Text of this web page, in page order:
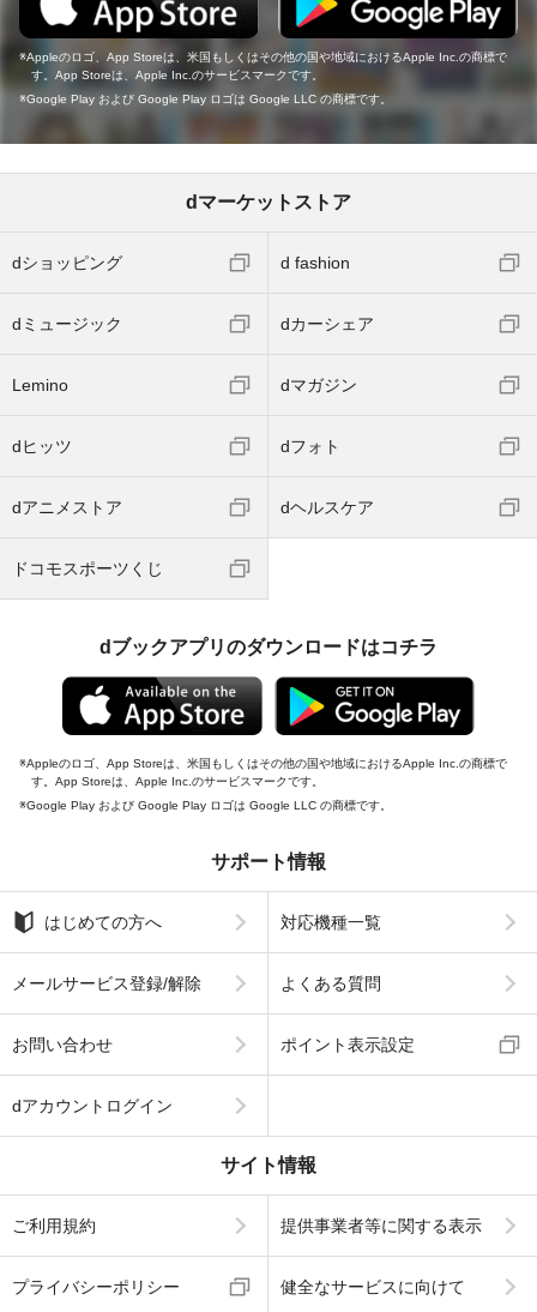
Appleのロゴ、App Storeは、米国もしくはその他の国や地域におけるApple Inc.の商標で
す。App Storeは、Apple Inc.のサービスマークです。
Google Play および Google Play ロゴは Google LLC の商標です。
dマーケットストア
dショッピング d fashion
dミュージック dカーシェア
Lemino dマガジン
dヒッツ dフォト
dアニメストア dヘルスケア
ドコモスポーツくじ
dブックアプリのダウンロードはコチラ
Appleのロゴ、App Storeは、米国もしくはその他の国や地域におけるApple Inc.の商標で
す。App Storeは、Apple Inc.のサービスマークです。
Google Play および Google Play ロゴは Google LLC の商標です。
サポート情報
はじめての方へ 対応機種一覧
メールサービス登録/解除 よくある質問
お問い合わせ ポイント表示設定
dアカウントログイン
サイト情報
ご利用規約 提供事業者等に関する表示
プライバシーポリシー 健全なサービスに向けて